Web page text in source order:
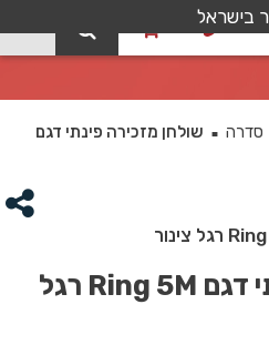
בישראל
שולחן מזכירה פינתי דגם Ring 5M רגל
סדרה ■
שולחן מזכירה פינתי דגם
שולחן מזכירה פינתי דגם Ring 5M רגל